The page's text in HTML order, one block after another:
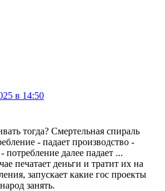
в 14:50
тогда? Смертельная спираль
- падает производство -
далее падает ...
печатает деньги и тратит их на
запускает какие гос проекты
занять.